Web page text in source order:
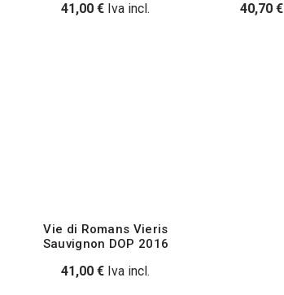
41,00€ Iva incl. 40,70 €
Vie di Romans Vieris
Sauvignon DOP 2016
41,00€ Iva incl.